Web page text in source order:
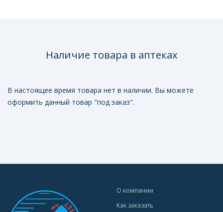
Наличие товара в аптеках
В настоящее время товара нет в наличии. Вы можете
оформить данный товар "под заказ".
О компании
Как заказать